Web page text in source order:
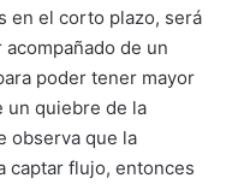
en el corto plazo, será
de un
poder tener mayor
un quiebre de la
observa que la
captar flujo, entonces